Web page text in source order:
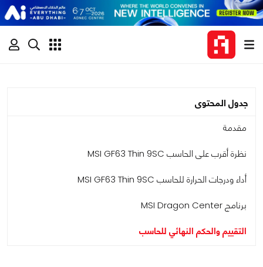
جدول المحتوى
مقدمة
نظرة أقرب على الحاسب MSI GF63 Thin 9SC
أداء ودرجات الحرارة للحاسب MSI GF63 Thin 9SC
برنامج MSI Dragon Center
التقييم والحكم النهائي للحاسب